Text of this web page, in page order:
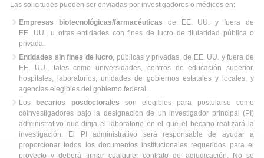
Las solicitudes pueden ser enviadas por investigadores o médicos en:
Empresas biotecnológicas/farmacéuticas de EE. UU. y fuera de
EE. UU., u otras entidades con fines de lucro de titularidad pública o
privada.
Entidades sin fines de lucro, públicas y privadas, de EE. UU. y fuera de
EE. UU., tales como universidades, centros de educación superior,
hospitales, laboratorios, unidades de gobiernos estatales y locales, y
agencias elegibles del gobierno federal .
Los
becarios posdoctorales son elegibles para postularse como
coinvestigadores bajo la designación de un investigador principal (PI)
administrativo que dirija el laboratorio en el que el becario realizará la
investigación.
El PI administrativo será responsable de ayudar a
proporcionar todos los documentos institucionales requeridos para el
proyecto y deberá firmar cualquier contrato de adjudicación.
No se